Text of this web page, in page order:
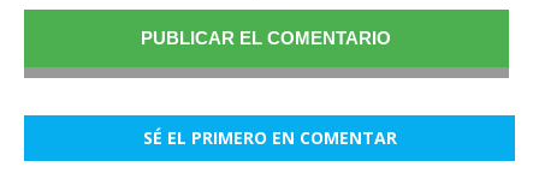
SÉ EL PRIMERO EN COMENTAR